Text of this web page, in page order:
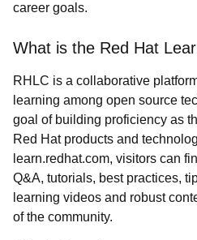
career goals.
What is the Red Hat
RHLC is a collaborative
learning among open source
goal of building proficiency as
Red Hat products and
learn.redhat.com, visitors can
Q&A, tutorials, best practices,
learning videos and robust
of the community.